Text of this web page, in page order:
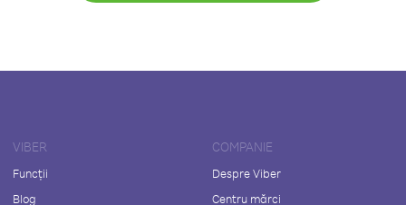
VIBER
Funcții
Blog
COMPANIE
Despre Viber
Centru mărci